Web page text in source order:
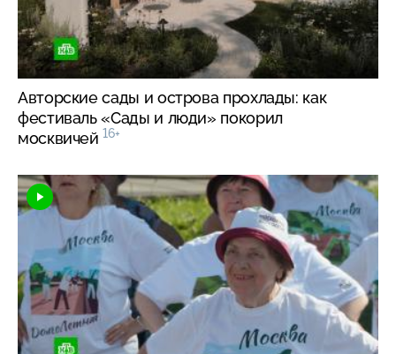
Авторские сады и острова прохлады: как
фестиваль «Сады и люди» покорил
москвичей 16+